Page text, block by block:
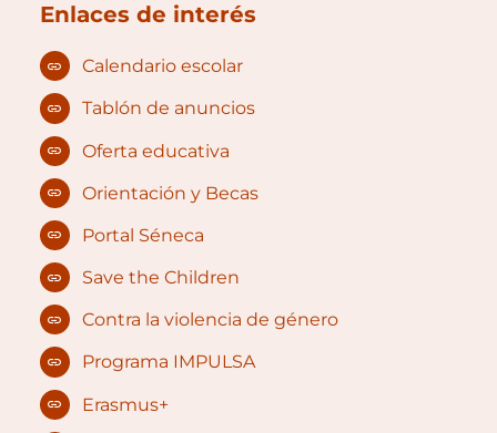
Enlaces de interés
Calendario escolar
Tablón de anuncios
Oferta educativa
Orientación y Becas
Portal Séneca
Save the Children
Contra la violencia de género
Programa IMPULSA
Erasmus+